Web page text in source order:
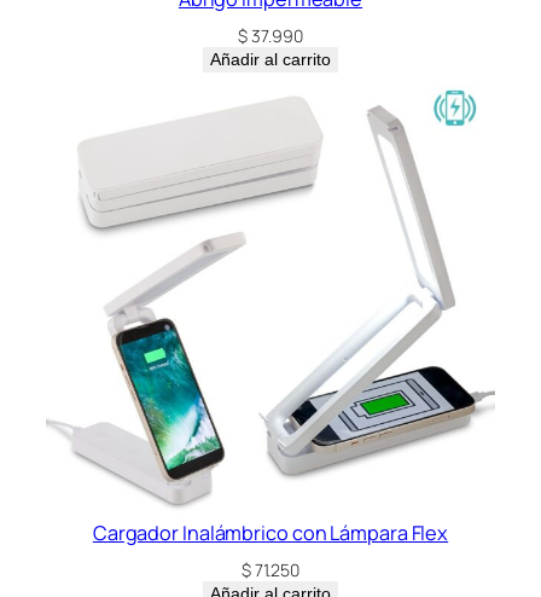
$37.990
Añadir al carrito
Cargador Inalámbrico con Lámpara Flex
$71.250